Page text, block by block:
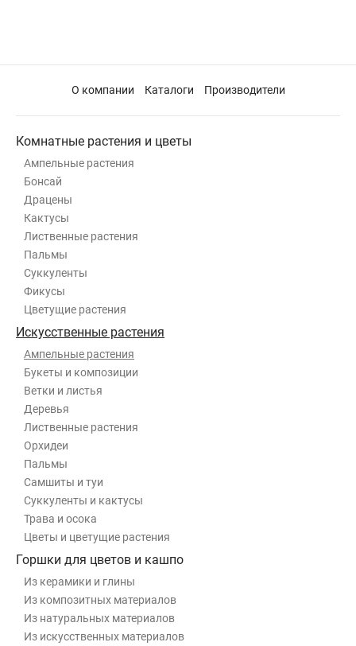
О компании Каталоги Производители
Комнатные растения и цветы
Ампельные растения
Бонсай
Драцены
Кактусы
Лиственные растения
Пальмы
Суккуленты
Фикусы
Цветущие растения
Искусственные растения
Ампельные растения
Букеты и композиции
Ветки и листья
Деревья
Лиственные растения
Орхидеи
Пальмы
Самшиты и туи
Суккуленты и кактусы
Трава и осока
Цветы и цветущие растения
Горшки для цветов и кашпо
Из керамики и глины
Из композитных материалов
Из натуральных материалов
Из искусственных материалов